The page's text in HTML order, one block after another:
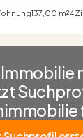
Walle
137,00 m²4 Zi.
Immobilie